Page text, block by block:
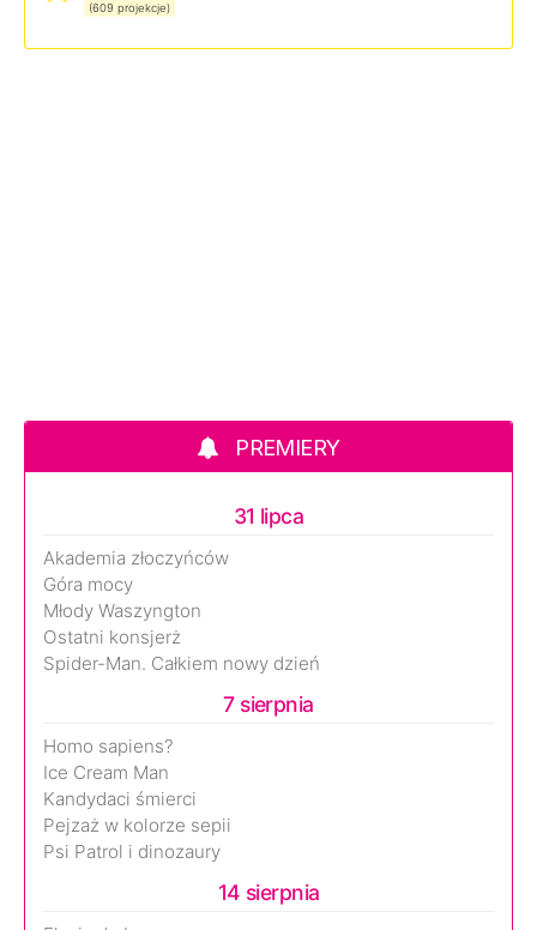
(609 projekcje)
PREMIERY
31 lipca
Akademia złoczyńców
Góra mocy
Młody Waszyngton
Ostatni konsjerż
Spider-Man. Całkiem nowy dzień
7 sierpnia
Homo sapiens?
Ice Cream Man
Kandydaci śmierci
Pejzaż w kolorze sepii
Psi Patrol i dinozaury
14 sierpnia